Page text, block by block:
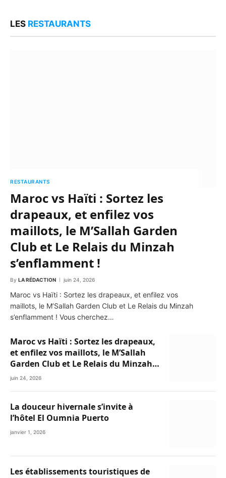
LES RESTAURANTS
RESTAURANTS
Maroc vs Haïti : Sortez les
drapeaux, et enfilez vos
maillots, le M’Sallah Garden
Club et Le Relais du Minzah
s’enflamment !
By LA RÉDACTION juin 24, 2026
Maroc vs Haïti : Sortez les drapeaux, et enfilez vos
maillots, le M’Sallah Garden Club et Le Relais du Minzah
s’enflamment ! Vous cherchez…
Maroc vs Haïti : Sortez les drapeaux,
et enfilez vos maillots, le M’Sallah
Garden Club et Le Relais du Minzah
s’enflamment !
juin 24, 2026
La douceur hivernale s’invite à
l’hôtel El Oumnia Puerto
janvier 1, 2026
Les établissements touristiques de